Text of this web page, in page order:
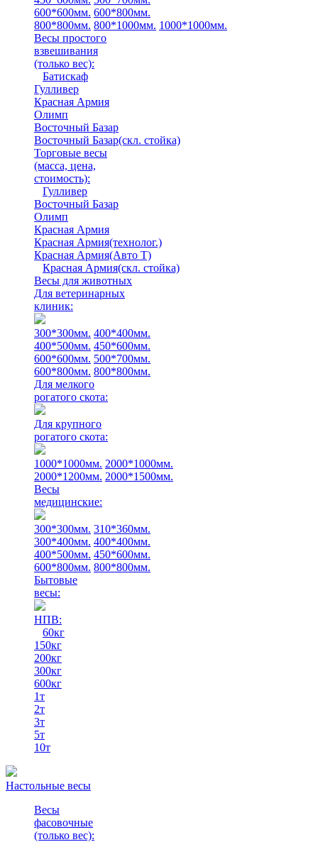
600*600мм. 600*800мм.
800*800мм. 800*1000мм. 1000*1000мм.
Весы простого
взвешивания
(только вес):
Батискаф
Гулливер
Красная Армия
Олимп
Восточный Базар
Восточный Базар(скл. стойка)
Торговые весы
(масса, цена,
стоимость):
Гулливер
Восточный Базар
Олимп
Красная Армия
Красная Армия(технолог.)
Красная Армия(Авто Т)
Красная Армия(скл. стойка)
Весы для животных
Для ветеринарных
клиник:
300*300мм. 400*400мм.
400*500мм. 450*600мм.
600*600мм. 500*700мм.
600*800мм. 800*800мм.
Для мелкого
рогатого скота:
Для крупного
рогатого скота:
1000*1000мм. 2000*1000мм.
2000*1200мм. 2000*1500мм.
Весы
медицинские:
300*300мм. 310*360мм.
300*400мм. 400*400мм.
400*500мм. 450*600мм.
600*800мм. 800*800мм.
Бытовые
весы:
НПВ:
60кг
150кг
200кг
300кг
600кг
1т
2т
3т
5т
10т
Настольные весы
Весы
фасовочные
(только вес):